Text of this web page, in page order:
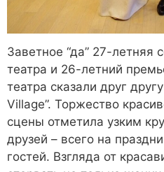
Заветное “да” 27-летняя
театра и 26-летний
театра сказали друг
Village”. Торжество
сцены отметила узким
друзей – всего на
гостей. Взгляда от